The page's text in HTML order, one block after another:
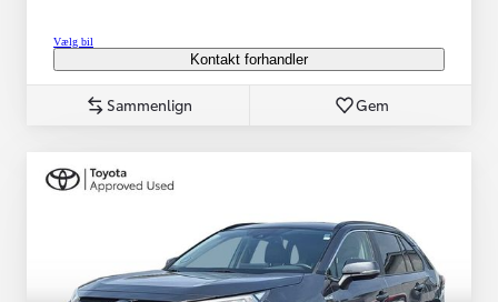
Vælg bil
Kontakt forhandler
Sammenlign Gem